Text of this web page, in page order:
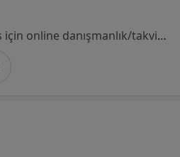
Bu uzman ilgili adres için online danışmanlık/takvim sunmuyor.